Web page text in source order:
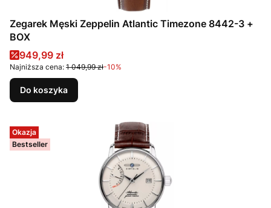
Zegarek Męski Zeppelin Atlantic Timezone 8442-3 +
BOX
Cena promocyjna
949,99 zł
Najniższa cena: 1 049,99 zł-10%
Do koszyka
Okazja
Bestseller